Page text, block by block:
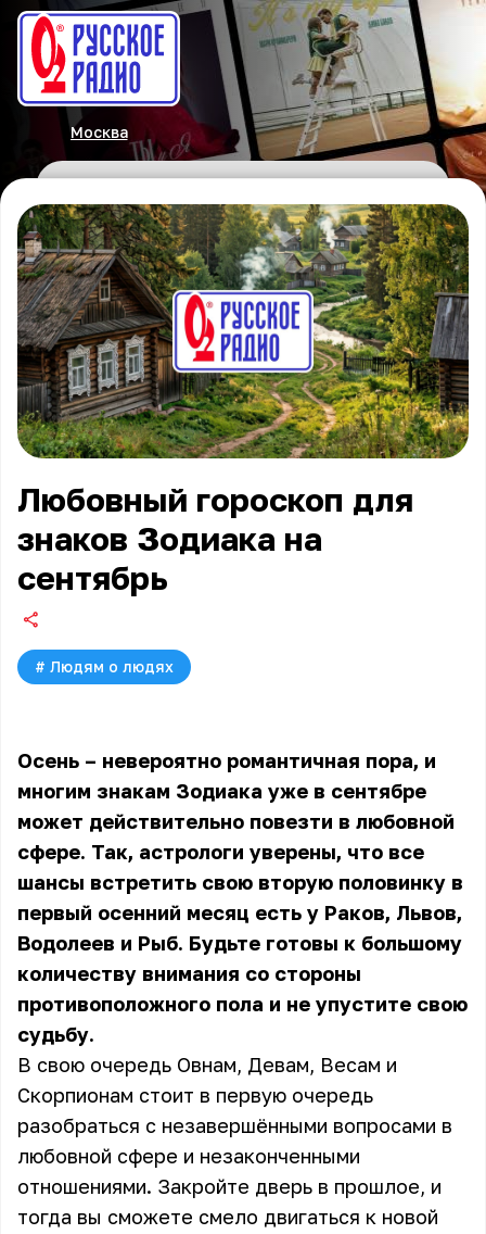
Москва
Любовный гороскоп для
знаков Зодиака на
сентябрь
# Людям о людях
Осень – невероятно романтичная пора, и
многим знакам Зодиака уже в сентябре
может действительно повезти в любовной
сфере. Так, астрологи уверены, что все
шансы встретить свою вторую половинку в
первый осенний месяц есть у Раков, Львов,
Водолеев и Рыб. Будьте готовы к большому
количеству внимания со стороны
противоположного пола и не упустите свою
судьбу.
В свою очередь Овнам, Девам, Весам и
Скорпионам стоит в первую очередь
разобраться с незавершёнными вопросами в
любовной сфере и незаконченными
отношениями. Закройте дверь в прошлое, и
тогда вы сможете смело двигаться к новой